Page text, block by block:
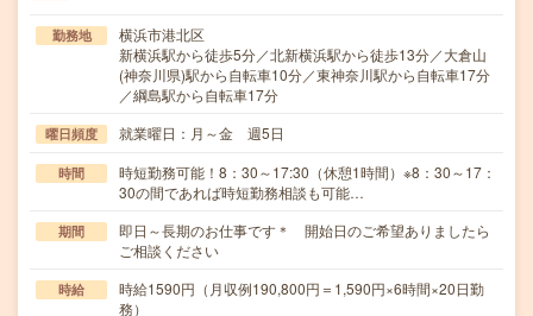
勤務地
横浜市港北区
新横浜駅から徒歩5分／北新横浜駅から徒歩13分／大倉山
(神奈川県)駅から自転車10分／東神奈川駅から自転車17分
／綱島駅から自転車17分
曜日頻度 就業曜日：月～金 週5日
時間
時短勤務可能！8：30～17:30（休憩1時間）※8：30～17：
30の間であれば時短勤務相談も可能…
期間
即日～長期のお仕事です＊ 開始日のご希望ありましたら
ご相談ください
時給
時給1590円（月収例190,800円＝1,590円×6時間×20日勤
務）